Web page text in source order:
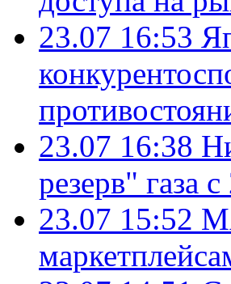
23.07 16:53
23.07 16:38
резерв" газа
23.07 15:52